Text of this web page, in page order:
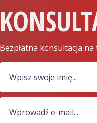
Bezpłatna konsultacja